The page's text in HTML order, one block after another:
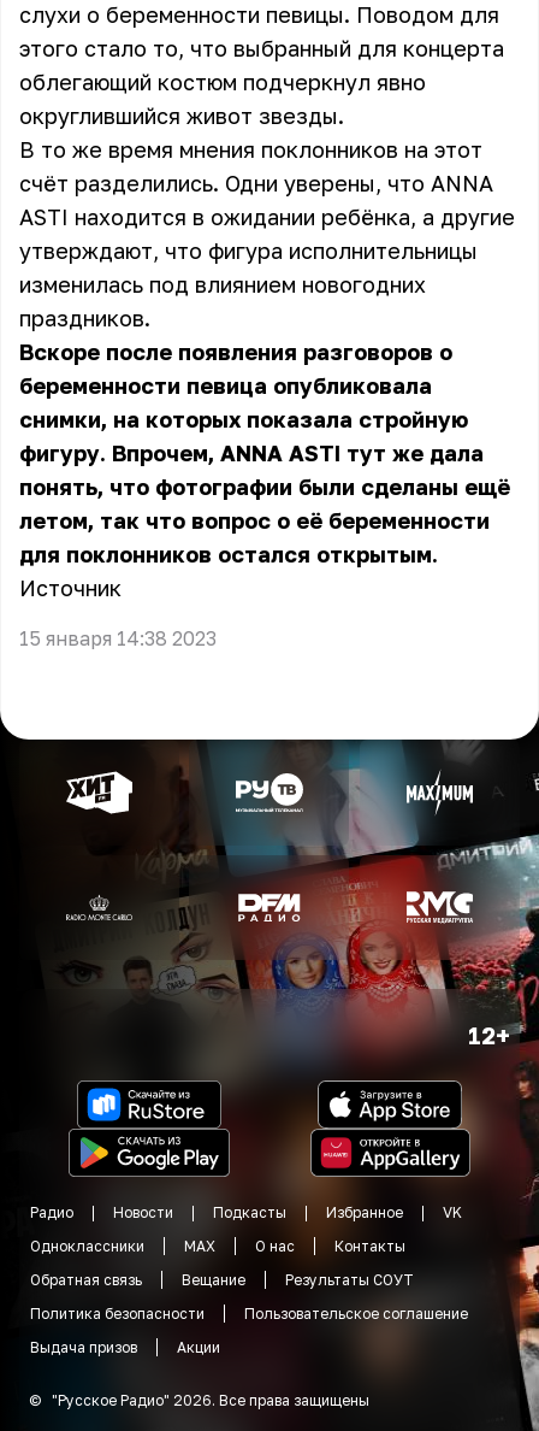
слухи о беременности певицы. Поводом для
этого стало то, что выбранный для концерта
облегающий костюм подчеркнул явно
округлившийся живот звезды.
В то же время мнения поклонников на этот
счёт разделились. Одни уверены, что ANNA
ASTI находится в ожидании ребёнка, а другие
утверждают, что фигура исполнительницы
изменилась под влиянием новогодних
праздников.
Вскоре после появления разговоров о
беременности певица опубликовала
снимки, на которых показала стройную
фигуру. Впрочем, ANNA ASTI тут же дала
понять, что фотографии были сделаны ещё
летом, так что вопрос о её беременности
для поклонников остался открытым.
Источник
15 января 14:38 2023
12+
Радио Новости Подкасты Избранное
VK
Одноклассники
MAX О нас
Контакты
Обратная связь
Вещание
Результаты СОУТ
Политика безопасности
Пользовательское соглашение
Выдача призов
Акции
© "Русское Радио" 2026. Все права защищены